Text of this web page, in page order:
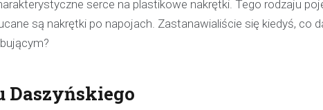
serce na plastikowe nakrętki. Tego rodzaju
są nakrętki po napojach. Zastanawialiście się kiedyś, co
Daszyńskiego